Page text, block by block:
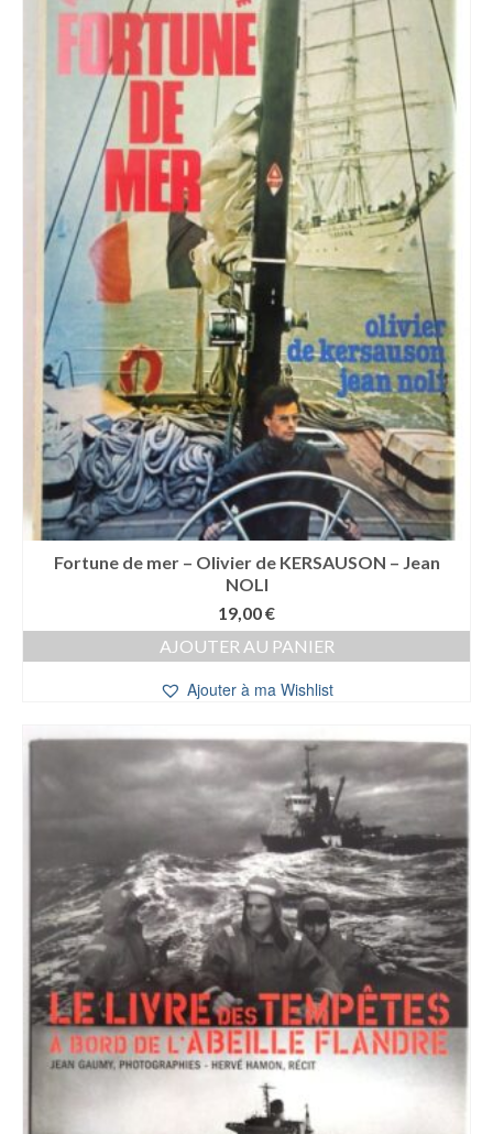
Fortune de mer – Olivier de KERSAUSON – Jean
NOLI
19,00€
AJOUTER AU PANIER
Ajouter à ma Wishlist